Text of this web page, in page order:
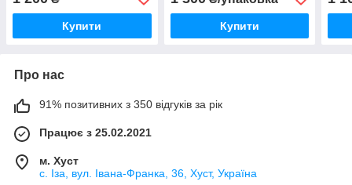
Купити Купити
Про нас
91% позитивних з 350 відгуків за рік
Працює з 25.02.2021
м. Хуст
с. Іза, вул. Івана-Франка, 36, Хуст, Україна